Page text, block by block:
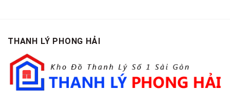
Điểm
Nhận
Biết
THANH LÝ PHONG HẢI